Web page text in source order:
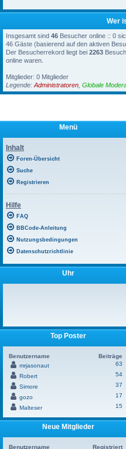
Wer
Insgesamt sind 46 Besucher online :: 0
46 Gäste (basierend auf den aktiven
Der Besucherrekord liegt bei 2263
online waren.
Mitglieder: 0 Mitglieder
Legende: Administratoren Globale
Menü
Inhalt
Foren-Übersicht
Suche
Registrieren
Hilfe
FAQ
BBCode-Anleitung
Nutzungsbedingungen
Datenschutzrichtlinie
Uhr
Top Poster
Benutzername
Beiträge
mrjasonaut
63
Robert
54
Simore
37
gozo
17
Malteser
15
Neue Mitglieder
Benutzername Registriert